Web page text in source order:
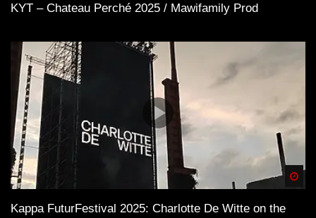
KYT – Chateau Perché 2025 / Mawifamily Prod
Kappa FuturFestival 2025: Charlotte De Witte on the